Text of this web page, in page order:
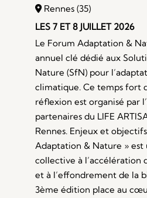
Rennes (35)
LES 7 ET 8 JUILLET 2026
Le Forum Adaptation &
annuel clé dédié aux
Nature (SfN) pour
climatique. Ce temps fort
réflexion est organisé par
partenaires du LIFE
Rennes. Enjeux et
Adaptation & Nature » est
collective à l’accélération
et à l’effondrement de la
3ème édition place au